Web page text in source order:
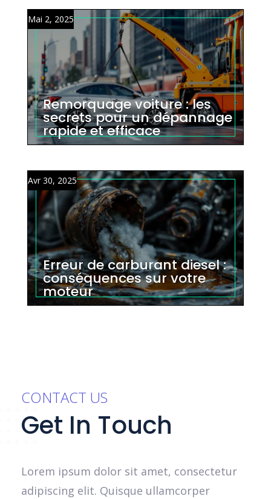
Remorquage voiture : les
secrets pour un dépannage
rapide et efficace
Mai 2, 2025
Erreur de carburant diesel :
conséquences sur votre
moteur
Avr 30, 2025
CONTACT US
Get In Touch
Lorem ipsum dolor sit amet, consectetur
adipiscing elit. Quisque ullamcorper